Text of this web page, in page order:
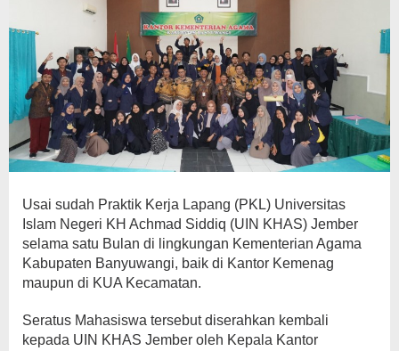
Usai sudah Praktik Kerja Lapang (PKL) Universitas
Islam Negeri KH Achmad Siddiq (UIN KHAS) Jember
selama satu Bulan di lingkungan Kementerian Agama
Kabupaten Banyuwangi, baik di Kantor Kemenag
maupun di KUA Kecamatan.
Seratus Mahasiswa tersebut diserahkan kembali
kepada UIN KHAS Jember oleh Kepala Kantor